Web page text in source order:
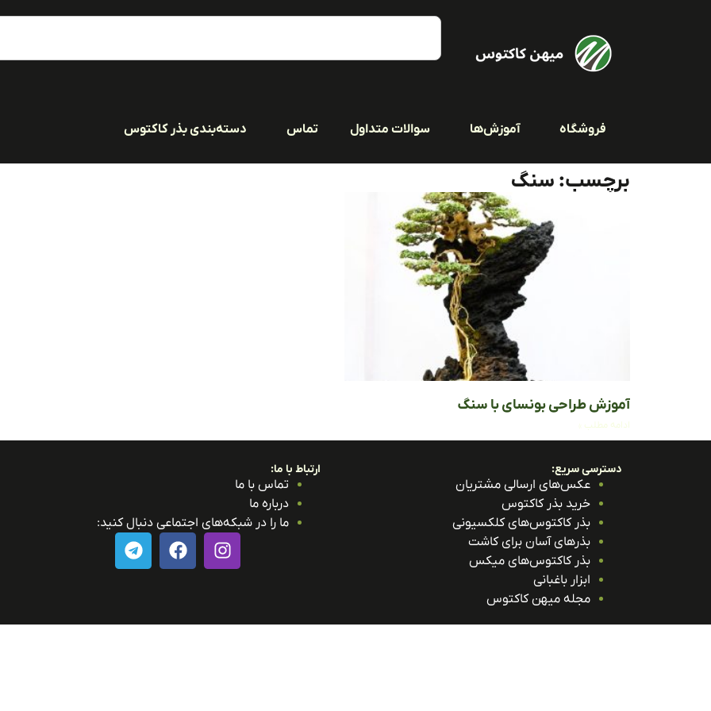
فروشگاه آموزش‌ها سوالات متداول تماس دسته‌بندی بذر کاکتوس
برچسب: سنگ
آموزش طراحی بونسای با سنگ
ادامه مطلب »
دسترسی سریع:
عکس‌های ارسالی مشتریان
خرید بذر کاکتوس
بذر کاکتوس‌های کلکسیونی
بذرهای آسان برای کاشت
بذر کاکتوس‌های میکس
ابزار باغبانی
مجله میهن کاکتوس
ارتباط با ما:
تماس با ما
درباره ما
ما را در شبکه‌های اجتماعی دنبال کنید: